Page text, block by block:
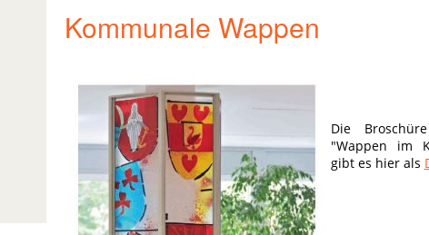
Kommunale Wappen
Die
"Wappen im
gibt es hier als